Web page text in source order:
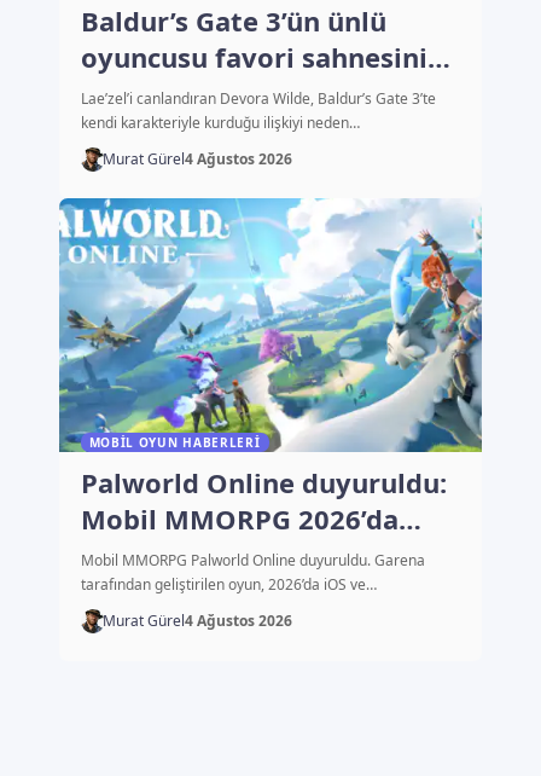
Baldur’s Gate 3’ün ünlü
oyuncusu favori sahnesini
açıkladı
Lae’zel’i canlandıran Devora Wilde, Baldur’s Gate 3’te
kendi karakteriyle kurduğu ilişkiyi neden…
Murat Gürel4 Ağustos 2026
MOBIL OYUN HABERLERI
Palworld Online duyuruldu:
Mobil MMORPG 2026’da
çıkacak
Mobil MMORPG Palworld Online duyuruldu. Garena
tarafından geliştirilen oyun, 2026’da iOS ve…
Murat Gürel4 Ağustos 2026